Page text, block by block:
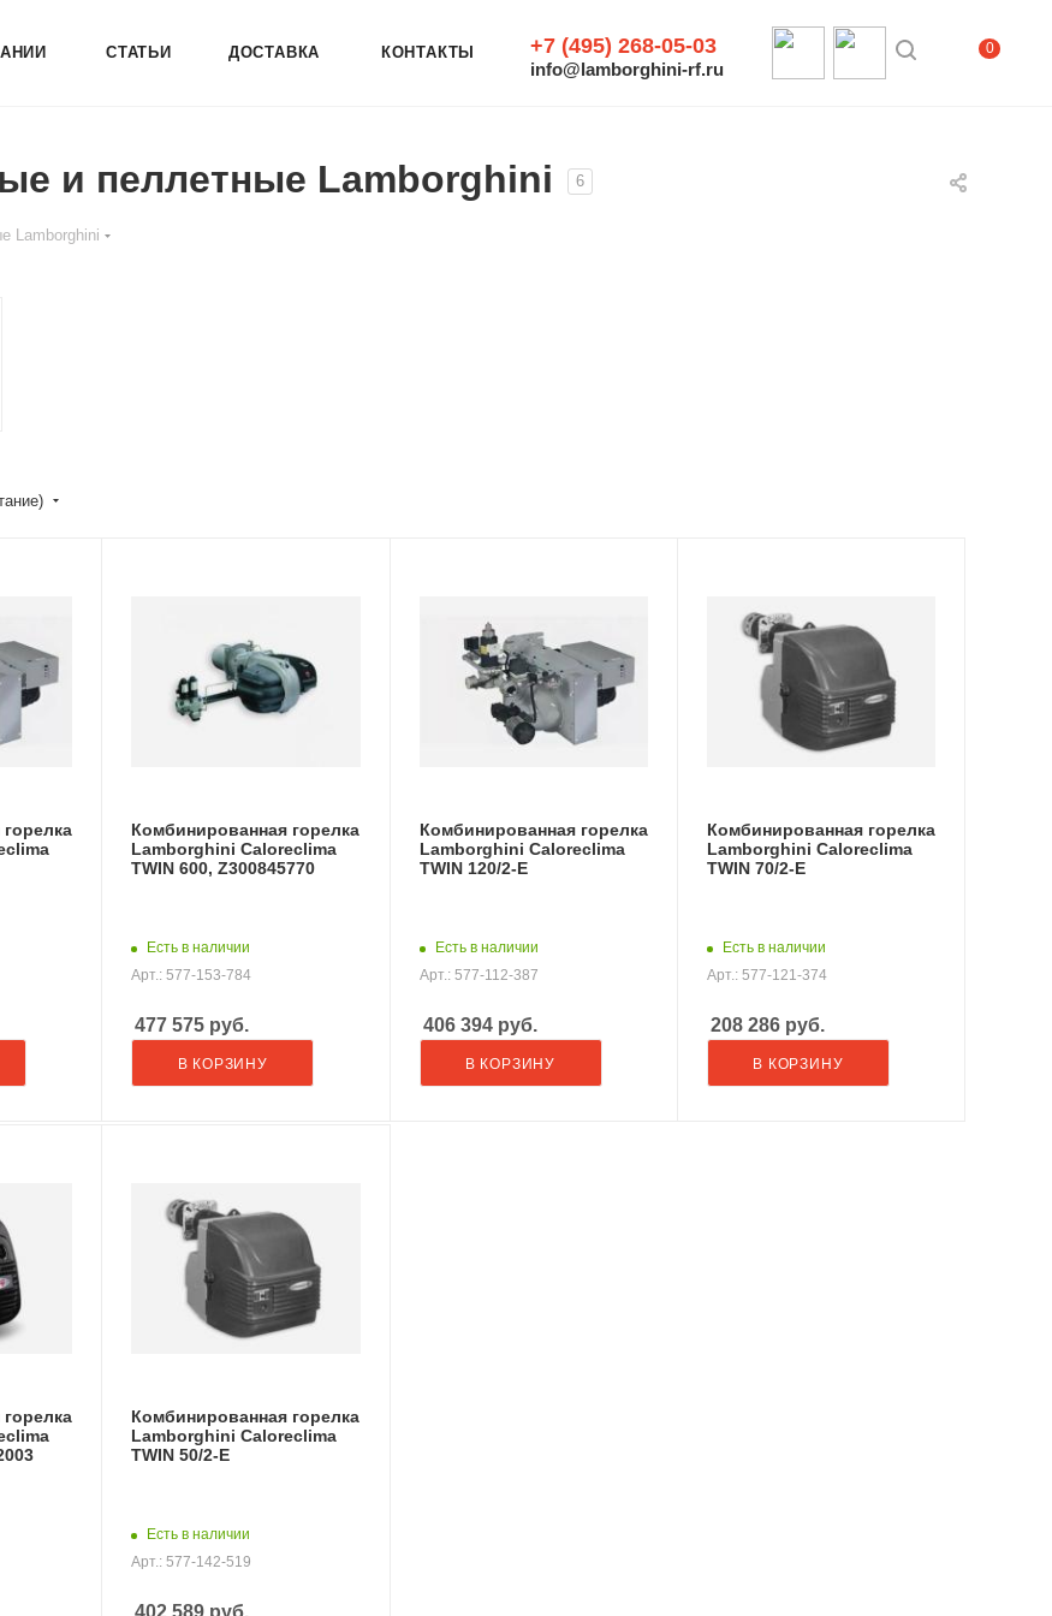
СТАТЬИ ДОСТАВКА КОНТАКТЫ +7 (495) 268-05-03
info@lamborghini-rf.ru
0
и пеллетные Lamborghini 6
Lamborghini
Комбинированная горелка
Lamborghini Caloreclima
TWIN 600, Z300845770
Есть в наличии
Арт.: 577-153-784
477 575 руб.
В КОРЗИНУ
Комбинированная горелка
Lamborghini Caloreclima
TWIN 120/2-E
Есть в наличии
Арт.: 577-112-387
406 394руб.
В КОРЗИНУ
Комбинированная горелка
Lamborghini Caloreclima
TWIN 70/2-E
Есть в наличии
Арт.: 577-121-374
208 286руб.
В КОРЗИНУ
Комбинированная горелка
Lamborghini Caloreclima
TWIN 50/2-E
Есть в наличии
Арт.: 577-142-519